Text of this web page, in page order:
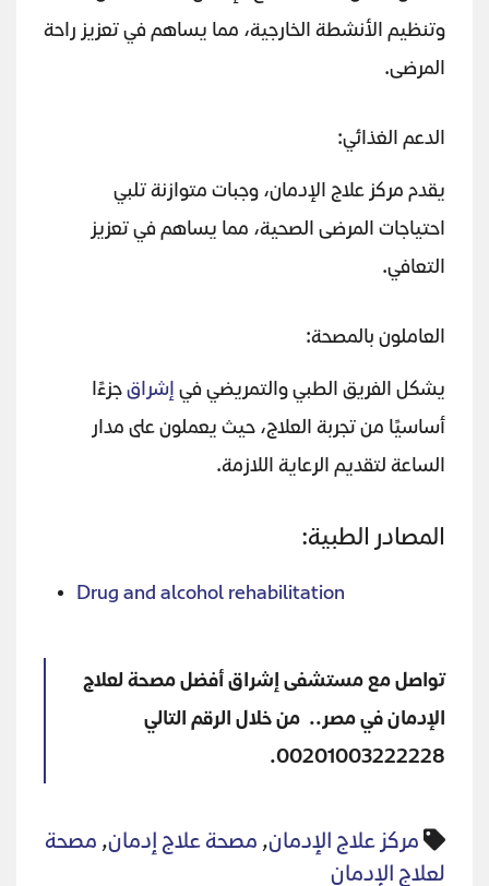
وتنظيم الأنشطة الخارجية، مما يساهم في تعزيز راحة
المرضى.
الدعم الغذائي:
يقدم مركز علاج الإدمان، وجبات متوازنة تلبي
احتياجات المرضى الصحية، مما يساهم في تعزيز
التعافي.
العاملون بالمصحة:
يشكل الفريق الطبي والتمريضي في إشراقجزءًا
أساسيًا من تجربة العلاج، حيث يعملون على مدار
الساعة لتقديم الرعاية اللازمة.
المصادر الطبية:
Drug and alcohol rehabilitation
تواصل مع مستشفى إشراق أفضل مصحة لعلاج
الإدمان في مصر.. من خلال الرقم التالي
00201003222228.
مركز علاج الإدمان, مصحة علاج إدمان, مصحة
لعلاج الإدمان